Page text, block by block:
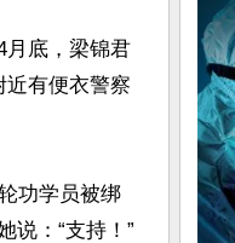
月底，梁锦君
有便衣警察
功学员被绑
说：“支持！”